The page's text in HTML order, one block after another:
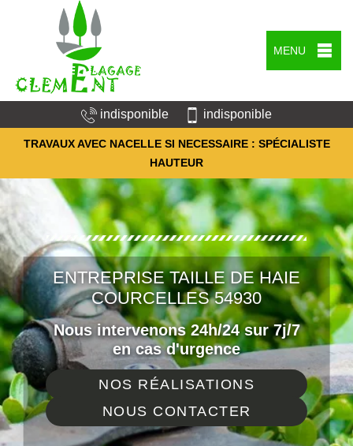
MENU
indisponible indisponible
TRAVAUX AVEC NACELLE SI NECESSAIRE : SPÉCIALISTE
HAUTEUR
ENTREPRISE TAILLE DE HAIE
COURCELLES 54930
Nous intervenons 24h/24 sur 7j/7
en cas d'urgence
NOS RÉALISATIONS
NOUS CONTACTER